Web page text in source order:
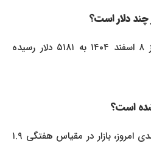
دلار است؟
قیمت انس جهانی طلا امروز ۸ اسفند ۱۴۰۴ به ۵۱۸۱ دلار رسیده
است؟
خیر، با وجود کاهش ۰.۲ درصدی امروز، بازار در مقیاس هفتگی ۱.۹